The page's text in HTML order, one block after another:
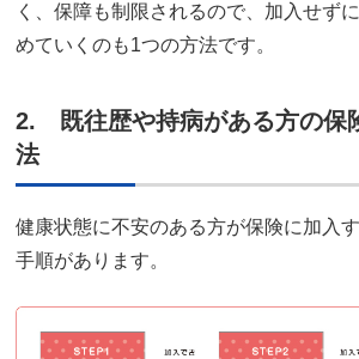
く、保障も制限されるので、加入せず
めていくのも1つの方法です。
2. 既往歴や持病がある方の保
法
健康状態に不安のある方が保険に加入
手順があります。